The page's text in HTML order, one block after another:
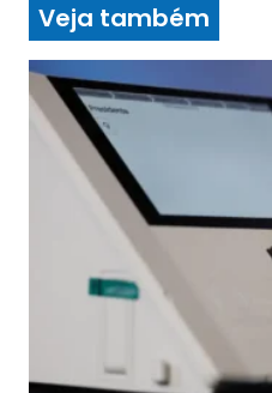
Veja também